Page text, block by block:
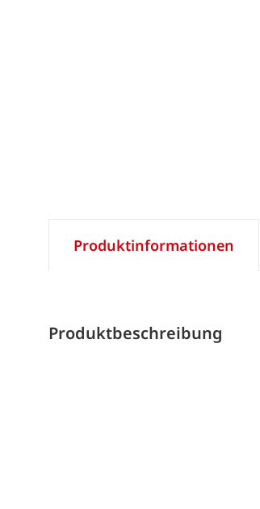
Produktinformationen
Produktbeschreibung